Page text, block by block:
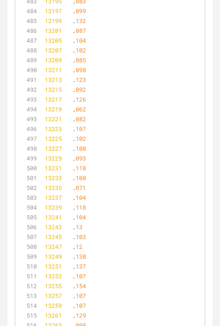
13197
	.
099
13199
	.
132
13201
	.
087
13205
	.
104
13207
	.
102
13209
	.
085
13211
	.
098
13213
	.
123
13215
	.
092
13217
	.
126
13219
	.
062
13221
	.
082
13223
	.
107
13225
	.
102
13227
	.
108
13229
	.
093
13231
	.
118
13233
	.
108
13235
	.
071
13237
	.
104
13239
	.
118
13241
	.
104
13243
	.
13
13245
	.
103
13247
	.
12
13249
	.
138
13251
	.
137
13253
	.
107
13255
	.
154
13257
	.
107
13259
	.
107
13261
	.
129